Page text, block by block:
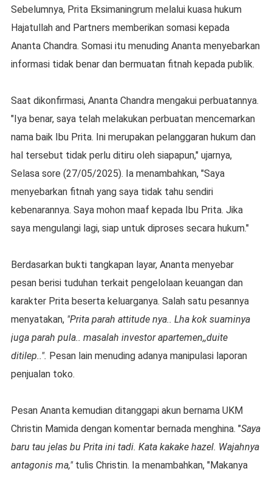
Sebelumnya, Prita Eksimaningrum melalui kuasa hukum
Hajatullah and Partners memberikan somasi kepada
Ananta Chandra. Somasi itu menuding Ananta menyebarkan
informasi tidak benar dan bermuatan fitnah kepada publik.
Saat dikonfirmasi, Ananta Chandra mengakui perbuatannya.
"Iya benar, saya telah melakukan perbuatan mencemarkan
nama baik Ibu Prita. Ini merupakan pelanggaran hukum dan
hal tersebut tidak perlu ditiru oleh siapapun," ujarnya,
Selasa sore (27/05/2025). Ia menambahkan, "Saya
menyebarkan fitnah yang saya tidak tahu sendiri
kebenarannya. Saya mohon maaf kepada Ibu Prita. Jika
saya mengulangi lagi, siap untuk diproses secara hukum."
Berdasarkan bukti tangkapan layar, Ananta menyebar
pesan berisi tuduhan terkait pengelolaan keuangan dan
karakter Prita beserta keluarganya. Salah satu pesannya
menyatakan, "Prita parah attitude nya.. Lha kok suaminya
juga parah pula.. masalah investor apartemen,,duite
ditilep..". Pesan lain menuding adanya manipulasi laporan
penjualan toko.
Pesan Ananta kemudian ditanggapi akun bernama UKM
Christin Mamida dengan komentar bernada menghina. "Saya
baru tau jelas bu Prita ini tadi. Kata kakake hazel. Wajahnya
antagonis ma,"tulis Christin. Ia menambahkan, "Makanya